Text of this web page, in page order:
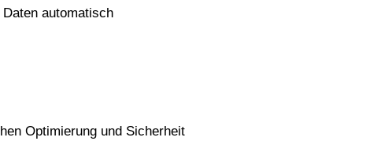
automatisch
Optimierung und Sicherheit